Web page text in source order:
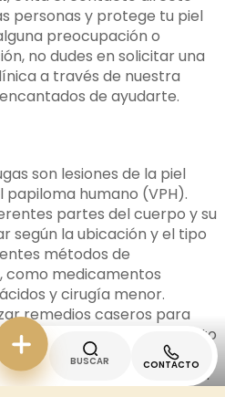
personas y protege tu piel
preocupación o
no dudes en solicitar una
a través de nuestra
de ayudarte.
son lesiones de la piel
papiloma humano (VPH).
partes del cuerpo y su
según la ubicación y el tipo
métodos de
como medicamentos
y cirugía menor.
remedios caseros para
buscar tratamiento
de prevención para evitar
de las verrugas. Al eliminar
BUSCAR CONTACTO